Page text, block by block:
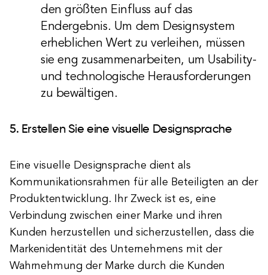
den größten Einfluss auf das
Endergebnis. Um dem Designsystem
erheblichen Wert zu verleihen, müssen
sie eng zusammenarbeiten, um Usability-
und technologische Herausforderungen
zu bewältigen.
5. Erstellen Sie eine visuelle Designsprache
Eine visuelle Designsprache dient als
Kommunikationsrahmen für alle Beteiligten an der
Produktentwicklung. Ihr Zweck ist es, eine
Verbindung zwischen einer Marke und ihren
Kunden herzustellen und sicherzustellen, dass die
Markenidentität des Unternehmens mit der
Wahrnehmung der Marke durch die Kunden